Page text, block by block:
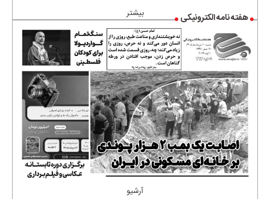
بیشتر هفته نامه الکترونیکی
آرشیو